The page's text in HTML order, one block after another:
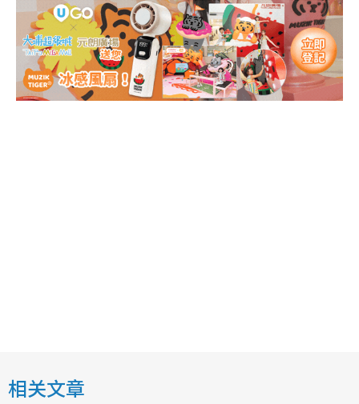
相关文章